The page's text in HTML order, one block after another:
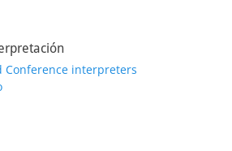
Conference interpreters